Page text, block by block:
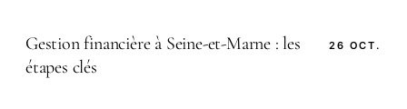
Gestion financière à Seine-et-Marne : les
étapes clés
26 OCT.